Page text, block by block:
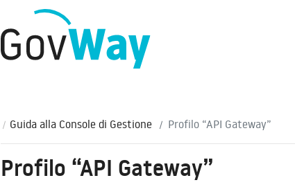
Guida alla Console di Gestione Profilo “API Gateway”
Profilo “API Gateway”